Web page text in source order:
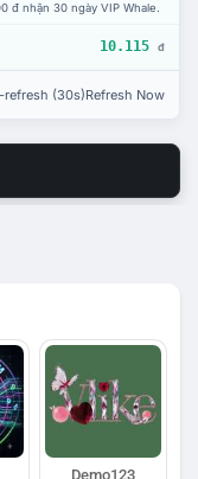
đ nhận 30 ngày VIP Whale.
10.115 đ
(30s)Refresh Now
Demo123